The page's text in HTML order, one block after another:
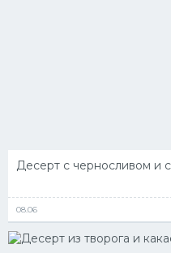
Десерт с черносливом и
08.06